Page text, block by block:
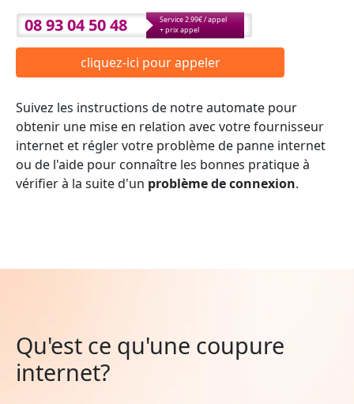
08 93 04 50 48
Service 2.99€ / appel
+ prix appel
cliquez-ici pour appeler
Suivez les instructions de notre automate pour
obtenir une mise en relation avec votre fournisseur
internet et régler votre problème de panne internet
ou de l'aide pour connaître les bonnes pratique à
vérifier à la suite d'un problème de connexion.
Qu'est ce qu'une coupure
internet?